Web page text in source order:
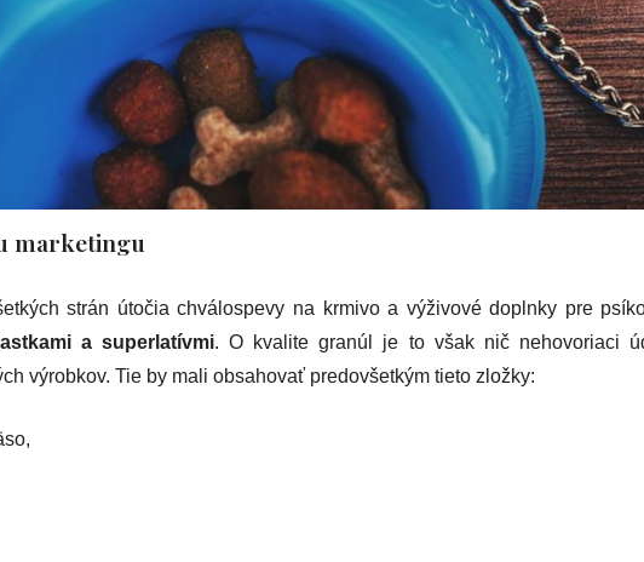
marketingu
strán útočia chválospevy na krmivo a výživové doplnky pre
a superlatívmi. O kvalite granúl je to však nič nehovoriaci
výrobkov. Tie by mali obsahovať predovšetkým tieto zložky: